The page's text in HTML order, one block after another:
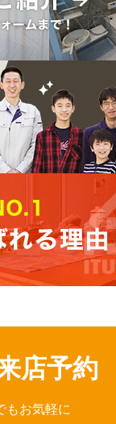
店予約
もお気軽に